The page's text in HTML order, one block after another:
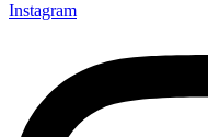
Instagram